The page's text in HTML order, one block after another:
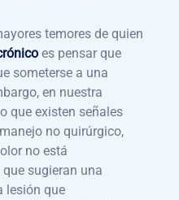
temores de quien
es pensar que
someterse a una
en nuestra
que existen señales
no quirúrgico,
no está
sugieran una
lesión que